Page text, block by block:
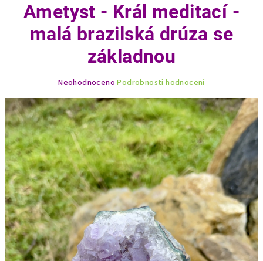
Ametyst - Král meditací -
malá brazilská drúza se
základnou
produktu
je
0,0
z
5
hvězdiček.
Neohodnoceno Podrobnosti hodnocení